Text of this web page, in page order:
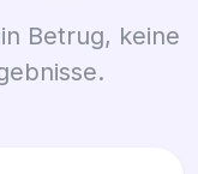
Betrug, keine